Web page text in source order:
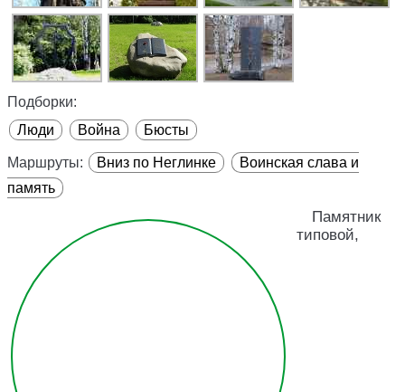
Подборки:
Люди
Война Бюсты
Маршруты: Вниз по Неглинке
Воинская слава и
память
Памятник
типовой,